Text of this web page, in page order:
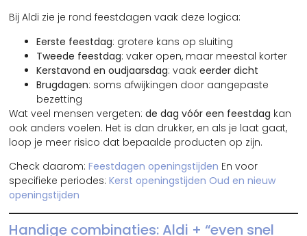
Bij Aldi zie je rond feestdagen vaak deze logica:
Eerste feestdag: grotere kans op sluiting
Tweede feestdag: vaker open, maar meestal korter
Kerstavond en oudjaarsdag: vaakeerder dicht
Brugdagen: soms afwijkingen door aangepaste
bezetting
Wat veel mensen vergeten:de dag vóór een feestdag kan
ook anders voelen. Het is dan drukker, en als je laat gaat,
loop je meer risico dat bepaalde producten op zijn.
Check daarom:Feestdagen openingstijden En voor
specifieke periodes:Kerst openingstijden Oud en nieuw
openingstijden
Handige combinaties: Aldi + “even snel